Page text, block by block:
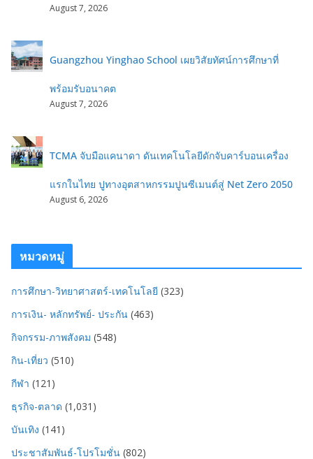
August 7, 2026
Guangzhou Yinghao School เผยวิสัยทัศน์การศึกษาที่
พร้อมรับอนาคต
August 7, 2026
TCMA จับมือแคนาดา ดันเทคโนโลยีดักจับคาร์บอนเครื่อง
แรกในไทย ปูทางอุตสาหกรรมปูนซีเมนต์สู่ Net Zero 2050
August 6, 2026
หมวดหมู่
การศึกษา-วิทยาศาสตร์-เทคโนโลยี (323)
การเงิน- หลักทรัพย์- ประกัน (463)
กิจกรรม-ภาพสังคม (548)
กิน-เที่ยว (510)
กีฬา (121)
ธุรกิจ-ตลาด (1,031)
บันเทิง (141)
ประชาสัมพันธ์-โปรโมชั่น (802)